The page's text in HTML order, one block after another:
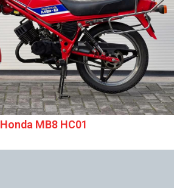
Honda MB8 HC01